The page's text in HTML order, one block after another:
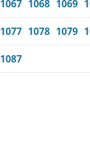
1067 1068 1069
1077 1078 1079
1087